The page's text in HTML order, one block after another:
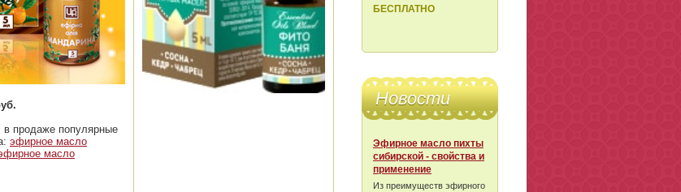
в продаже популярные
эфирное масло
масло
БЕСПЛАТНО
Новости
Эфирное масло пихты
сибирской - свойства и
применение
Из преимуществ эфирного